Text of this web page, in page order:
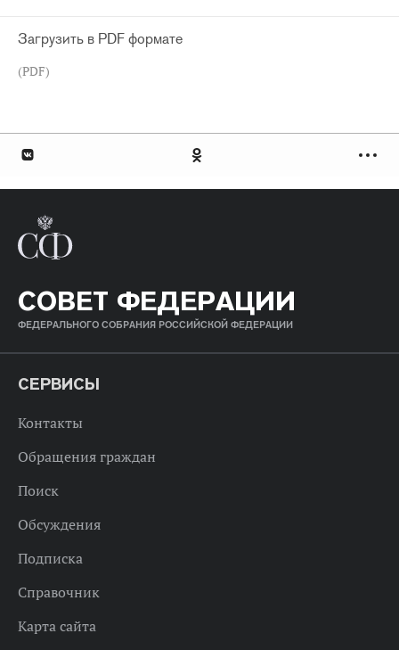
Загрузить в PDF формате
(PDF)
СОВЕТ ФЕДЕРАЦИИ
ФЕДЕРАЛЬНОГО СОБРАНИЯ РОССИЙСКОЙ ФЕДЕРАЦИИ
СЕРВИСЫ
Контакты
Обращения граждан
Поиск
Обсуждения
Подписка
Справочник
Карта сайта